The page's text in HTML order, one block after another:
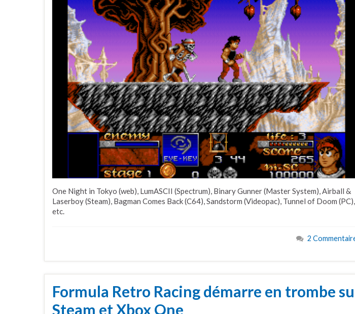
One Night in Tokyo (web), LumASCII (Spectrum), Binary Gunner (Master System), Airball &
Laserboy (Steam), Bagman Comes Back (C64), Sandstorm (Videopac), Tunnel of Doom (PC),
etc.
2
Formula Retro Racing démarre en trombe
Steam et Xbox One